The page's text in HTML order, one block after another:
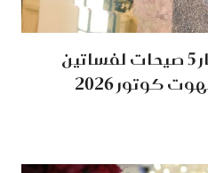
منسقة أزياء "هي" تختار 5 صيحات لفساتين
كوتور 2026‏